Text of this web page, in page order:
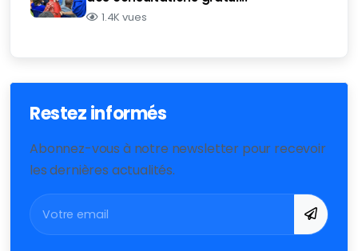
1.4K vues
Restez informés
Abonnez-vous à notre newsletter pour recevoir
les dernières actualités.